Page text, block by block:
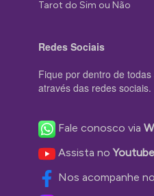
Tarot do Sim ou Não
Redes Sociais
Fique por dentro de
através das redes sociais.
Fale conosco via
Assista noYoutube
Nos acompanhe no